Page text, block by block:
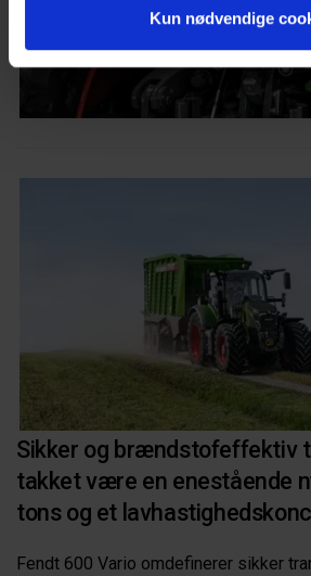
Kun nødvendige
Sikker og brændstofeffektiv
takket være en enestående
tons og et
Fendt 600 Vario omdefinerer sikker